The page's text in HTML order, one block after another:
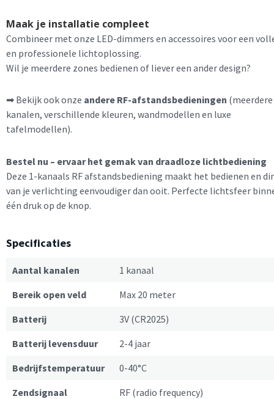
Maak je installatie compleet
Combineer met onze LED-dimmers en accessoires voor een
en professionele lichtoplossing.
Wil je meerdere zones bedienen of liever een ander design?
➡ Bekijk ook onze andere RF-afstandsbedieningen (meerdere
kanalen, verschillende kleuren, wandmodellen en luxe
tafelmodellen).
Bestel nu – ervaar het gemak van draadloze lichtbediening
Deze 1-kanaals RF afstandsbediening maakt het bedienen en
van je verlichting eenvoudiger dan ooit. Perfecte lichtsfeer
één druk op de knop.
Specificaties
Aantal kanalen
1 kanaal
Bereik open veld
Max 20 meter
Batterij
3V (CR2025)
Batterij levensduur
2-4 jaar
Bedrijfstemperatuur
0-40°C
Zendsignaal
RF (radio frequency)